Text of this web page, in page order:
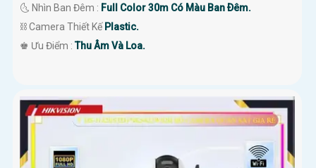
🌜 Nhìn Ban Đêm : Full Color 30m Có Màu Ban Ðêm.
⛓ Camera Thiết Kế Plastic.
️♚ Ưu Điểm :Thu Âm Và Loa.